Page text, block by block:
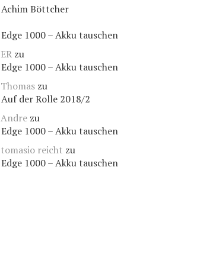
Achim Böttcher
Edge 1000 – Akku tauschen
ER zu
Edge 1000 – Akku tauschen
Thomas zu
Auf der Rolle 2018/2
Andre zu
Edge 1000 – Akku tauschen
tomasio reicht zu
Edge 1000 – Akku tauschen